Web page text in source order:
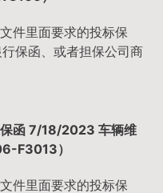
件里面要求的投标保
保函、或者担保公司商
函 7/18/2023 车辆维
F3013）
件里面要求的投标保